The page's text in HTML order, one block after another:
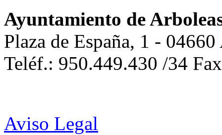
Ayuntamiento de
Plaza de España, 1 -
Teléf.: 950.449.430 /34
Aviso Legal